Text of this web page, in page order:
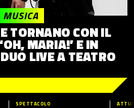
TORNANO CON IL
MARIA!’ E IN
LIVE A TEATRO
MUSICA
SPETTACOLO